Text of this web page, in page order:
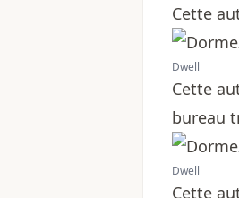
Cette
Dwell
Cette
bureau
Dwell
Cette